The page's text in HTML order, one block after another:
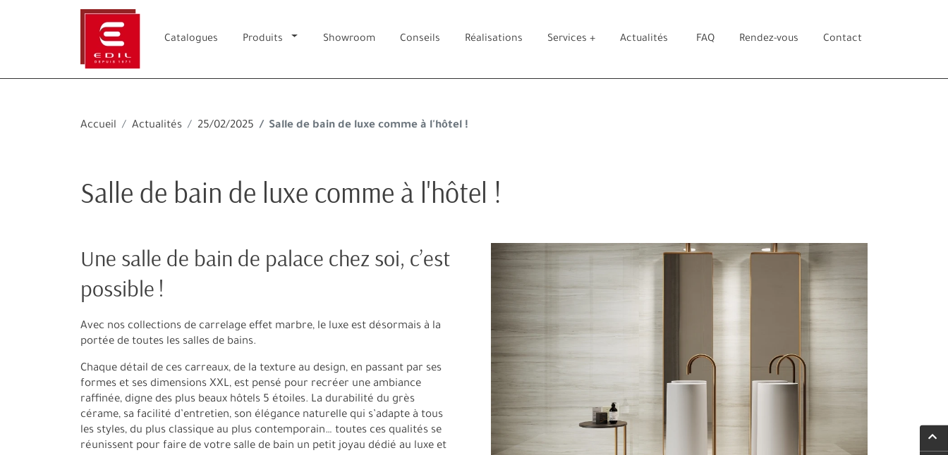
Accueil Actualités 25/02/2025 Salle de bain de luxe comme à l'hôtel !
Salle de bain de luxe comme à l'hôtel !
Une salle de bain de palace chez soi, c’est
possible !
Avec nos collections de carrelage effet marbre, le luxe est désormais à la
portée de toutes les salles de bains.
Chaque détail de ces carreaux, de la texture au design, en passant par ses
formes et ses dimensions XXL, est pensé pour recréer une ambiance
raffinée, digne des plus beaux hôtels 5 étoiles. La durabilité du grès
cérame, sa facilité d’entretien, son élégance naturelle qui s’adapte à tous
les styles, du plus classique au plus contemporain… toutes ces qualités se
réunissent pour faire de votre salle de bain un petit joyau dédié au luxe et
Catalogues Produits Showroom Conseils Réalisations Services + Actualités FAQ Rendez-vous Contact